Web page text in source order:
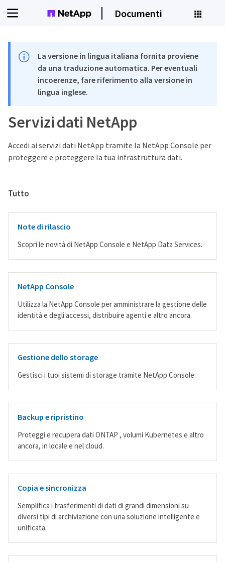
Documenti
La versione in lingua italiana fornita proviene
da una traduzione automatica. Per eventuali
incoerenze, fare riferimento alla versione in
lingua inglese.
Servizi dati NetApp
Accedi ai servizi dati NetApp tramite la NetApp Console per
proteggere e proteggere la tua infrastruttura dati.
Tutto
Note di rilascio
Scopri le novità di NetApp Console e NetApp Data Services.
NetApp Console
Utilizza la NetApp Console per amministrare la gestione delle
identità e degli accessi, distribuire agenti e altro ancora.
Gestione dello storage
Gestisci i tuoi sistemi di storage tramite NetApp Console.
Backup e ripristino
Proteggi e recupera dati ONTAP , volumi Kubernetes e altro
ancora, in locale e nel cloud.
Copia e sincronizza
Semplifica i trasferimenti di dati di grandi dimensioni su
diversi tipi di archiviazione con una soluzione intelligente e
unificata.